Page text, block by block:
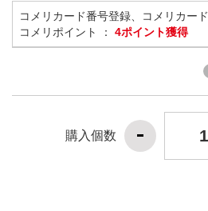
コメリカード番号登録、コメリカー
コメリポイント ： 4ポイント獲得
購入個数